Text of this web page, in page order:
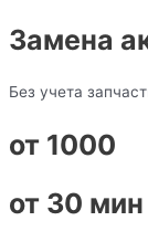
Замена
Без учета
от 1000
от 30 мин